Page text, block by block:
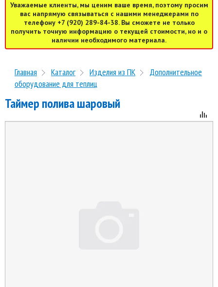
Уважаемые клиенты, мы ценим ваше время, поэтому просим
вас напрямую связываться с нашими менеджерами по
телефону +7 (920) 289-84-38. Вы сможете не только
получить точную информацию о текущей стоимости, но и о
наличии необходимого материала.
Главная Каталог Изделия из ПК
Дополнительное
оборудование для теплиц
Таймер полива шаровый